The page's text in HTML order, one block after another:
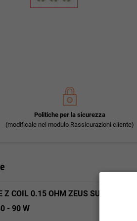
Politiche per la sicurezza
(modificale nel modulo Rassicurazioni cliente)
Z COIL 0.15 OHM ZEUS SUBOHM
- 90 W